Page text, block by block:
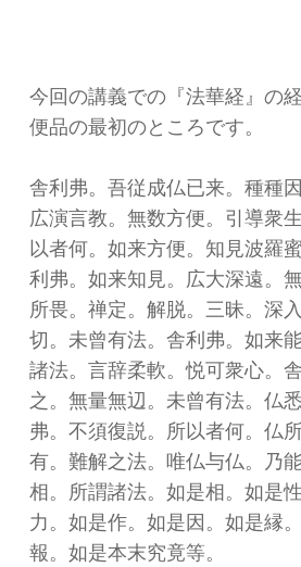
今回の講義での『法華経』の
便品の最初のところです。
舎利弗。吾従成仏已来。種種
広演言教。無数方便。引導衆
以者何。如来方便。知見波羅
利弗。如来知見。広大深遠。
所畏。禅定。解脱。三昧。深
切。未曾有法。舎利弗。如来
諸法。言辞柔軟。悦可衆心。
之。無量無辺。未曾有法。仏
弗。不須復説。所以者何。仏
有。難解之法。唯仏与仏。乃
相。所謂諸法。如是相。如是
力。如是作。如是因。如是縁
報。如是本末究竟等。